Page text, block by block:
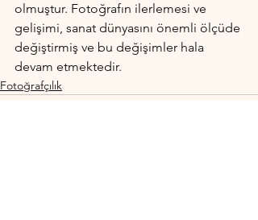
olmuştur. Fotoğrafın ilerlemesi ve
gelişimi, sanat dünyasını önemli ölçüde
değiştirmiş ve bu değişimler hala
devam etmektedir.
Fotoğrafçılık